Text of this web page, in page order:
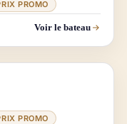
PROMO
Voir le bateau
PROMO